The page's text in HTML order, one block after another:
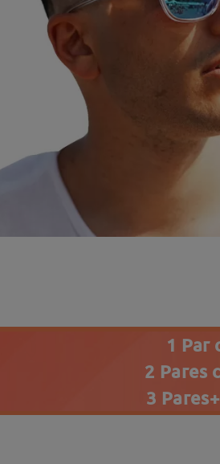
1 Par
2 Pares
3